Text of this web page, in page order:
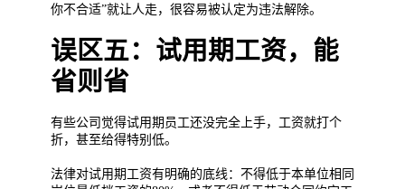
你不合适”就让人走，很容易被认定为违法解除。
误区五：试用期工资，能
省则省
有些公司觉得试用期员工还没完全上手，工资就打个
折，甚至给得特别低。
法律对试用期工资有明确的底线：不得低于本单位相同